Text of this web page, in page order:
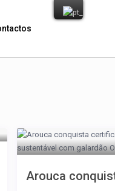
Arouca